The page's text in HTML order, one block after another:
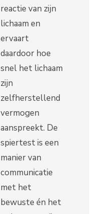
reactie van zijn
lichaam en
ervaart
daardoor hoe
snel het lichaam
zijn
zelfherstellend
vermogen
aanspreekt. De
spiertest is een
manier van
communicatie
met het
bewuste én het